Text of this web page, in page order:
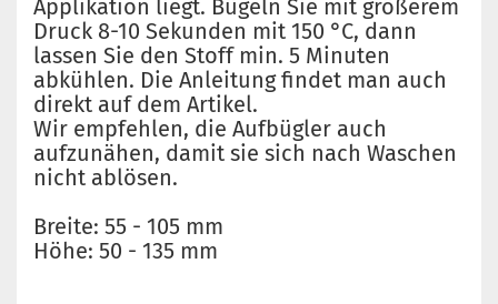
Applikation liegt. Bügeln Sie mit größerem
Druck 8-10 Sekunden mit 150 °C, dann
lassen Sie den Stoff min. 5 Minuten
abkühlen. Die Anleitung findet man auch
direkt auf dem Artikel.
Wir empfehlen, die Aufbügler auch
aufzunähen, damit sie sich nach Waschen
nicht ablösen.
Breite: 55 - 105 mm
Höhe: 50 - 135 mm